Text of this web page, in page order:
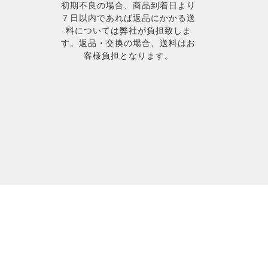
初期不良の場合、商品到着日より
７日以内であれば返品にかかる送
料については弊社が負担致しま
す。返品・交換の場合、送料はお
客様負担となります。